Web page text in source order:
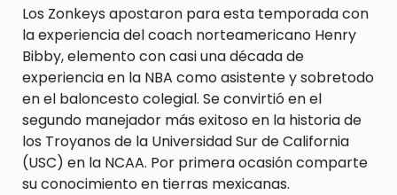
Los Zonkeys apostaron para esta temporada con
la experiencia del coach norteamericano Henry
Bibby, elemento con casi una década de
experiencia en la NBA como asistente y sobretodo
en el baloncesto colegial. Se convirtió en el
segundo manejador más exitoso en la historia de
los Troyanos de la Universidad Sur de California
(USC) en la NCAA. Por primera ocasión comparte
su conocimiento en tierras mexicanas.